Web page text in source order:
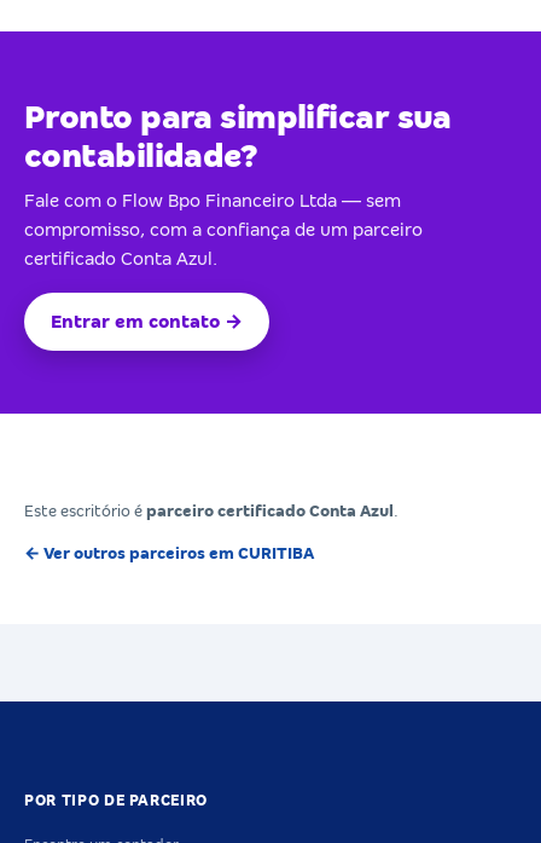
Pronto para simplificar sua
contabilidade?
Fale com o Flow Bpo Financeiro Ltda — sem
compromisso, com a confiança de um parceiro
certificado Conta Azul.
Entrar em contato →
Este escritório é parceiro certificado Conta Azul
← Ver outros parceiros em CURITIBA
POR TIPO DE PARCEIRO